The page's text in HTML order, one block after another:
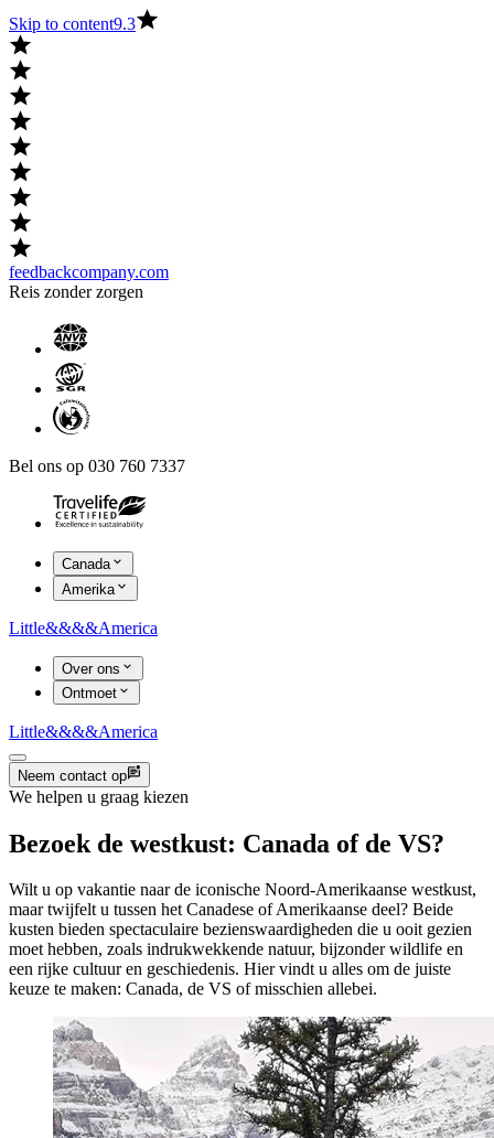
Skip to content9.3
feedbackcompany.com
Reis zonder zorgen
Bel ons op 030 760 7337
Canada
Amerika
Little&&&&America
Over ons
Ontmoet
Little&&&&America
Neem contact op
We helpen u graag kiezen
Bezoek de westkust: Canada of de VS?
Wilt u op vakantie naar de iconische Noord-Amerikaanse westkust,
maar twijfelt u tussen het Canadese of Amerikaanse deel? Beide
kusten bieden spectaculaire bezienswaardigheden die u ooit gezien
moet hebben, zoals indrukwekkende natuur, bijzonder wildlife en
een rijke cultuur en geschiedenis. Hier vindt u alles om de juiste
keuze te maken: Canada, de VS of misschien allebei.